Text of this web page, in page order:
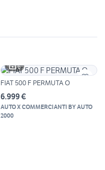
6
FIAT 500 F PERMUTA O
6.999 €
AUTO X COMMERCIANTI BY AUTO
2000